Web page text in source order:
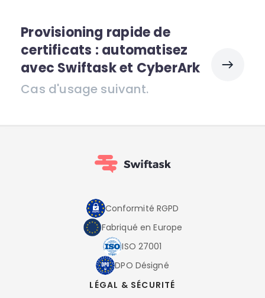
Provisioning rapide de
certificats : automatisez
avec Swiftask et CyberArk
Cas d'usage suivant.
Conformité RGPD
Fabriqué en Europe
ISO 27001
DPO Désigné
LÉGAL & SÉCURITÉ